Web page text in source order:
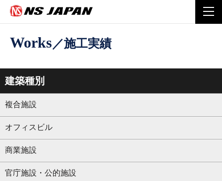
Home
Works／施工実績
建築種別
複合施設
オフィスビル
商業施設
官庁施設・公的施設